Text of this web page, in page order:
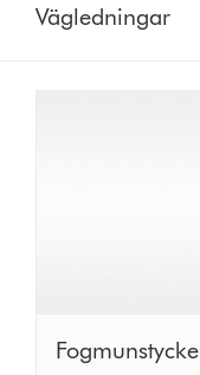
Vägledningar
Fogmunstycke
Fogmunstycke